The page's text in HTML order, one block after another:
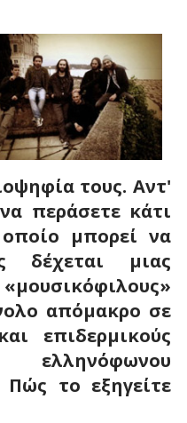
τους. Αντ'
περάσετε κάτι
μπορεί να
δέχεται μιας
απόμακρο σε
επιδερμικούς
Πώς το εξηγείτε